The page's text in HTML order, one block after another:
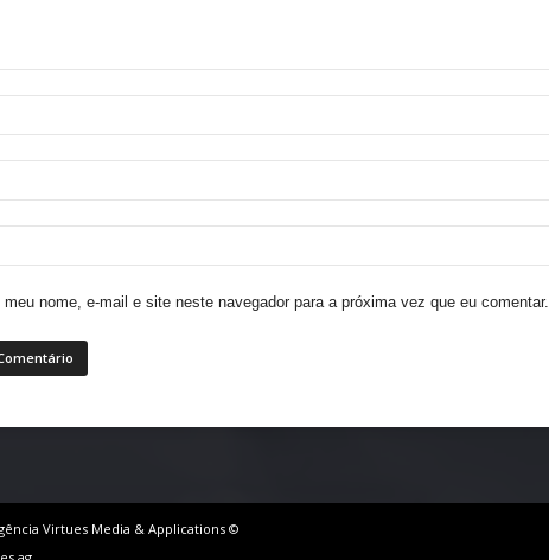
meu nome, e-mail e site neste navegador para a próxima vez que eu comentar.
Virtues Media & Applications ©